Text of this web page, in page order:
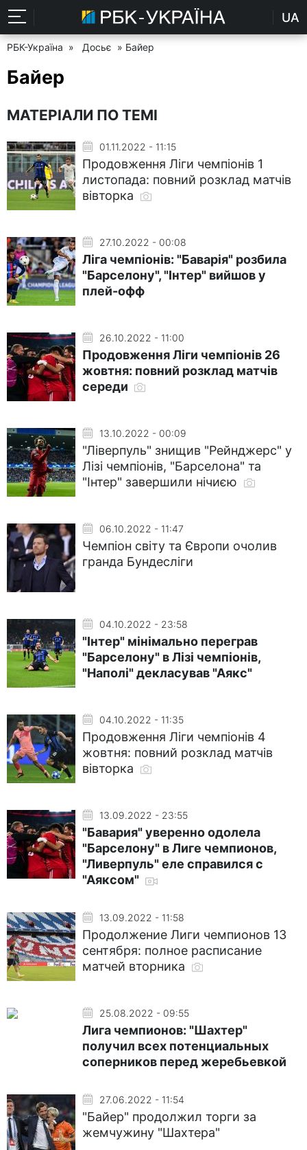
UA
РБК-Україна » Досьє » Байер
Байер
МАТЕРІАЛИ ПО ТЕМІ
01.11.2022 - 11:15
Продовження Ліги чемпіонів 1
листопада: повний розклад матчів
вівторка
27.10.2022 - 00:08
Ліга чемпіонів: "Баварія" розбила
"Барселону", "Інтер" вийшов у
плей-офф
26.10.2022 - 11:00
Продовження Ліги чемпіонів 26
жовтня: повний розклад матчів
середи
13.10.2022 - 00:09
"Ліверпуль" знищив "Рейнджерс" у
Лізі чемпіонів, "Барселона" та
"Інтер" завершили нічиєю
06.10.2022 - 11:47
Чемпіон світу та Європи очолив
гранда Бундесліги
04.10.2022 - 23:58
"Інтер" мінімально переграв
"Барселону" в Лізі чемпіонів,
"Наполі" декласував "Аякс"
04.10.2022 - 11:35
Продовження Ліги чемпіонів 4
жовтня: повний розклад матчів
вівторка
13.09.2022 - 23:55
"Бавария" уверенно одолела
"Барселону" в Лиге чемпионов,
"Ливерпуль" еле справился с
"Аяксом"
13.09.2022 - 11:58
Продолжение Лиги чемпионов 13
сентября: полное расписание
матчей вторника
25.08.2022 - 09:55
Лига чемпионов: "Шахтер"
получил всех потенциальных
соперников перед жеребьевкой
27.06.2022 - 11:54
"Байер" продолжил торги за
жемчужину "Шахтера"